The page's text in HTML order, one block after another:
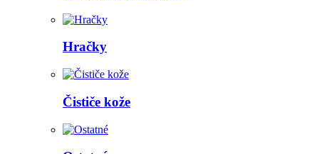
Hračky
Čističe kože